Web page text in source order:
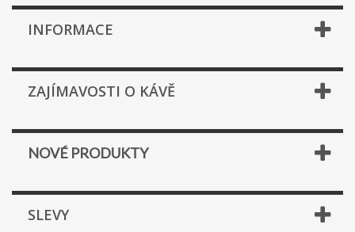
INFORMACE
ZAJÍMAVOSTI O KÁVĚ
NOVÉ PRODUKTY
SLEVY